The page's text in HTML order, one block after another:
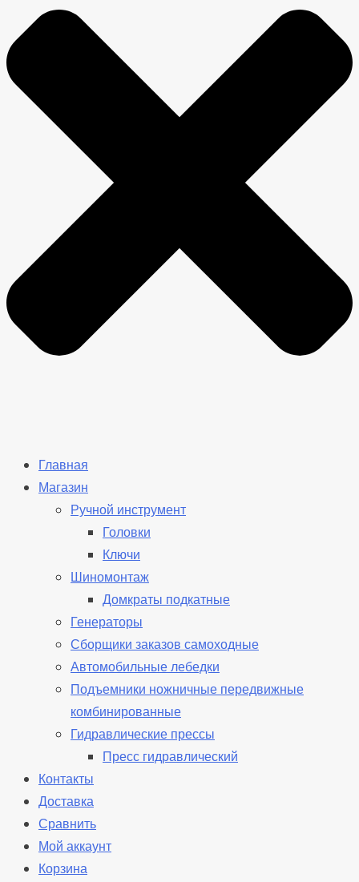
Главная
Магазин
Ручной инструмент
Головки
Ключи
Шиномонтаж
Домкраты подкатные
Генераторы
Сборщики заказов самоходные
Автомобильные лебедки
Подъемники ножничные передвижные
комбинированные
Гидравлические прессы
Пресс гидравлический
Контакты
Доставка
Сравнить
Мой аккаунт
Корзина